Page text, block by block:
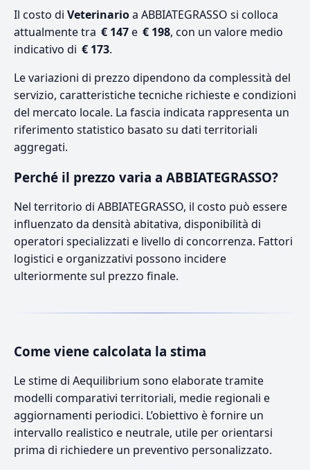
Il costo di Veterinarioa ABBIATEGRASSO si colloca
attualmente tra € 147e € 198, con un valore medio
indicativo di € 173.
Le variazioni di prezzo dipendono da complessità del
servizio, caratteristiche tecniche richieste e condizioni
del mercato locale. La fascia indicata rappresenta un
riferimento statistico basato su dati territoriali
aggregati.
Perché il prezzo varia a ABBIATEGRASSO?
Nel territorio di ABBIATEGRASSO, il costo può essere
influenzato da densità abitativa, disponibilità di
operatori specializzati e livello di concorrenza. Fattori
logistici e organizzativi possono incidere
ulteriormente sul prezzo finale.
Come viene calcolata la stima
Le stime di Aequilibrium sono elaborate tramite
modelli comparativi territoriali, medie regionali e
aggiornamenti periodici. L’obiettivo è fornire un
intervallo realistico e neutrale, utile per orientarsi
prima di richiedere un preventivo personalizzato.